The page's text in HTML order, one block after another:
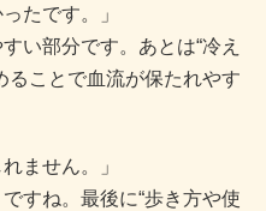
たです。」
い部分です。あとは“冷え
ることで血流が保たれやす
ません。」
すね。最後に“歩き方や使